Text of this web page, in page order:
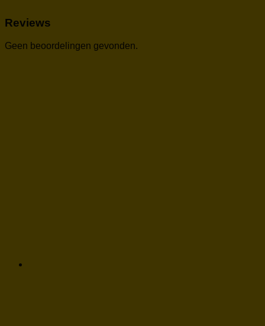
Reviews
Geen beoordelingen gevonden.